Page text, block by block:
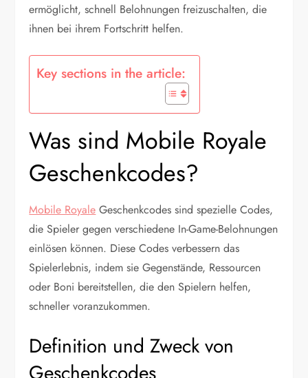
ermöglicht, schnell Belohnungen freizuschalten, die
ihnen bei ihrem Fortschritt helfen.
Key sections in the article:
Was sind Mobile Royale
Geschenkcodes?
Mobile Royale Geschenkcodes sind spezielle Codes,
die Spieler gegen verschiedene In-Game-Belohnungen
einlösen können. Diese Codes verbessern das
Spielerlebnis, indem sie Gegenstände, Ressourcen
oder Boni bereitstellen, die den Spielern helfen,
schneller voranzukommen.
Definition und Zweck von